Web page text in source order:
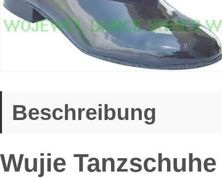
Beschreibung
Wujie